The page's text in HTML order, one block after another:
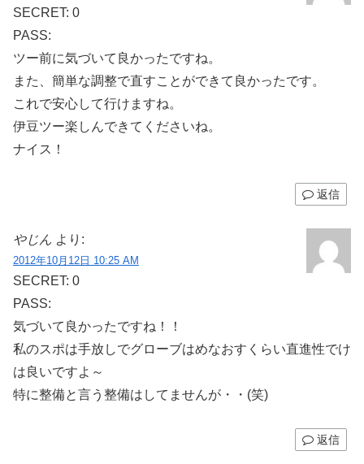
SECRET: 0
PASS:
ツー前に気づいて良かったですね。
また、簡単な調整で直すことができて良かったです。
これで安心して行けますね。
伊豆ツー楽しんできてくださいね。
ナイス！
返信
やじん より:
2012年10月12日 10:25 AM
SECRET: 0
PASS:
気づいて良かったですね！！
私のスポは手放しでグローブはめなおすくらい直進性でけ
は良いですよ～
特に整備と言う整備はしてませんが・・(笑)
返信